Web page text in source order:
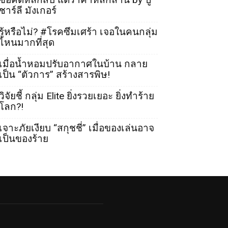
าร์ลี มังเกอร์
หรือไม่? #โรคซึมเศร้า เจอในคนกลุ่ม
หนมากที่สุด
มื่อน้ำหอมปรับอากาศในบ้าน กลาย
ป็น “ตัวการ” สร้างสารพิษ!
จัยชี้ กลุ่ม Elite ยิ่งรวยเยอะ ยิ่งทำร้าย
ลก?!
จาะภัยเงียบ “สกุชชี่” เมื่อของเล่นอาจ
ป็นของร้าย